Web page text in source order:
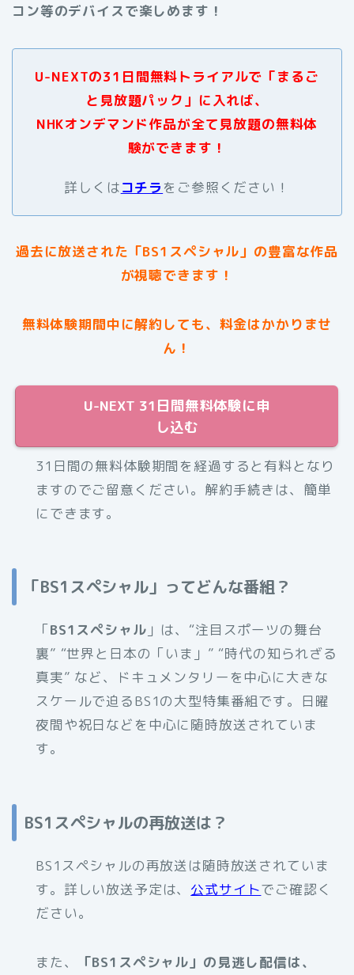
コン等のデバイスで楽しめます！
U-NEXTの31日間無料トライアルで「まるご
と見放題パック」に入れば、
NHKオンデマンド作品が全て見放題の無料体
験ができます！
詳しくはコチラをご参照ください！
過去に放送された 「BS1スペシャル」 の豊富な作品
が視聴できます！
無料体験期間中に解約しても、料金はかかりませ
ん！
U-NEXT 31日間無料体験に申
し込む
31日間の無料体験期間を経過すると有料となり
ますのでご留意ください。解約手続きは、簡単
にできます。
「BS1スペシャル」ってどんな番組？
「BS1スペシャル 」は、“注目スポーツの舞台
裏” “世界と日本の「いま」” “時代の知られざる
真実” など、ドキュメンタリーを中心に大きな
スケールで迫るBS1の大型特集番組です。日曜
夜間や祝日などを中心に随時放送されていま
す。
BS1スペシャルの再放送は？
BS1スペシャルの再放送は随時放送されていま
す。詳しい放送予定は、 公式サイトでご確認く
ださい。
また、
「BS1スペシャル」の見逃し配信は、